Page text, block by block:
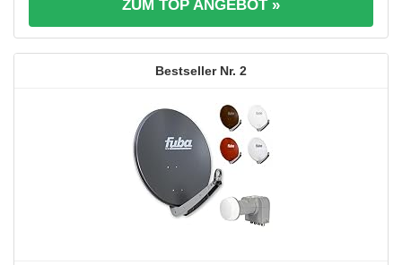
ZUM TOP ANGEBOT »
2